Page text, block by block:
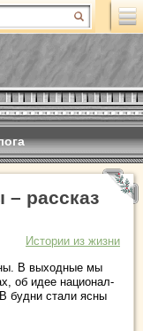
рассказ
Истории из жизни
В выходные мы
об идее национал-
будни стали ясны